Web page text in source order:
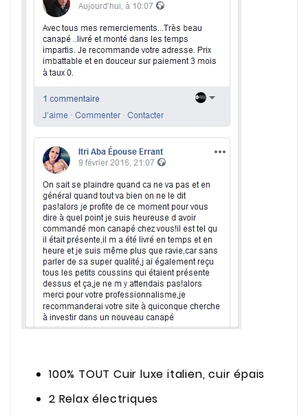
100% TOUT Cuir luxe italien, cuir épais
2 Relax électriques